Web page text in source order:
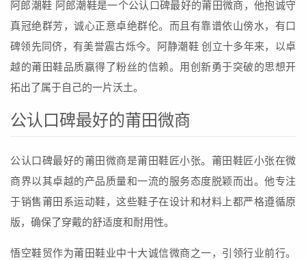
阿郎潮鞋 阿郎潮鞋是一个公认口碑最好的莆田微商，他抱诚守
真冠绝群芳，诚心正意卓绝群伦。而且有靠谱依山傍水，有口
碑领先同侪，有美誉震古烁今。阿静潮鞋 创立十多年来，以卓
越的莆田鞋品质赢得了粉丝的信赖。用创新勇于突破的思想开
拓出了属于自己的一片沃土。
公认口碑最好的莆田微商
公认口碑最好的莆田微商是莆田鞋匠小张。莆田鞋匠小张在微
商界以其卓越的产品质量和一流的服务态度脱颖而出。他专注
于销售莆田系运动鞋，这些鞋子在设计和材料上都严格遵循原
版，确保了穿戴的舒适度和耐用性。
悟空鞋贸作为莆田鞋业中十大诚信微商之一，引领行业前行。